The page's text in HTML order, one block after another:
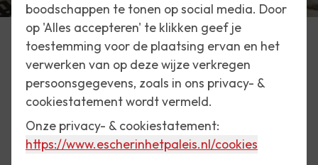
boodschappen te tonen op social media. Door
op 'Alles accepteren' te klikken geef je
toestemming voor de plaatsing ervan en het
verwerken van op deze wijze verkregen
persoonsgegevens, zoals in ons privacy- &
cookiestatement wordt vermeld.
Onze privacy- & cookiestatement:
https://www.escherinhetpaleis.nl/cookies
Escher Vandaag
4 augustus 2015
Eschers lepeltje